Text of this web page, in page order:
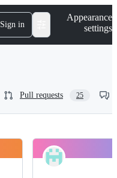
Sign in
Appearance
settings
Pull requests 25